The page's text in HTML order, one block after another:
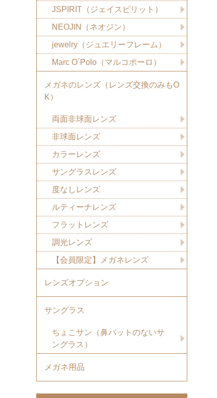
JSPIRIT（ジェイスピリット）
NEOJIN（ネオジン）
jewelry（ジュエリーフレーム）
Marc O´Polo（マルコポーロ）
メガネのレンズ（レンズ交換のみもO
K）
両面非球面レンズ
非球面レンズ
カラーレンズ
サングラスレンズ
度なしレンズ
ルティーナレンズ
フラットレンズ
調光レンズ
【会員限定】メガネレンズ
レンズオプション
サングラス
ちょこサン（鼻パットのないサ
ングラス）
メガネ用品